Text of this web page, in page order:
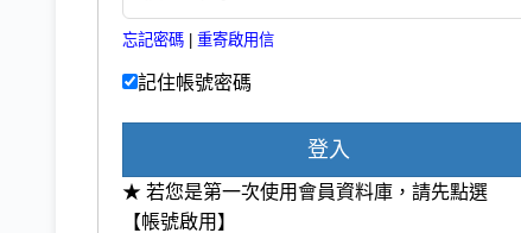
忘記密碼 重寄啟用信
記住帳號密碼
登入
★ 若您是第一次使用會員資料庫，請先點選
【帳號啟用】